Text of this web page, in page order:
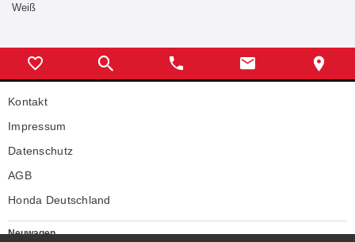
Weiß
Kontakt
Impressum
Datenschutz
AGB
Honda Deutschland
Neuwagen